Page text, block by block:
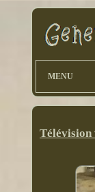
MENU
Télévision